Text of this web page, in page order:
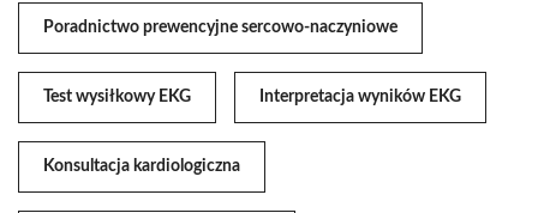
Poradnictwo prewencyjne sercowo-naczyniowe
Test wysiłkowy EKG Interpretacja wyników EKG
Konsultacja kardiologiczna